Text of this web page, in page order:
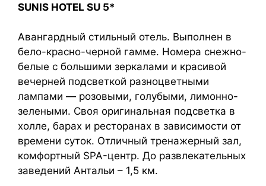
SUNIS HOTEL SU 5*
Авангардный стильный отель. Выполнен в
бело-красно-черной гамме. Номера снежно-
белые с большими зеркалами и красивой
вечерней подсветкой разноцветными
лампами — розовыми, голубыми, лимонно-
зелеными. Своя оригинальная подсветка в
холле, барах и ресторанах в зависимости от
времени суток. Отличный тренажерный зал,
комфортный SPA-центр. До развлекательных
заведений Антальи – 1,5 км.